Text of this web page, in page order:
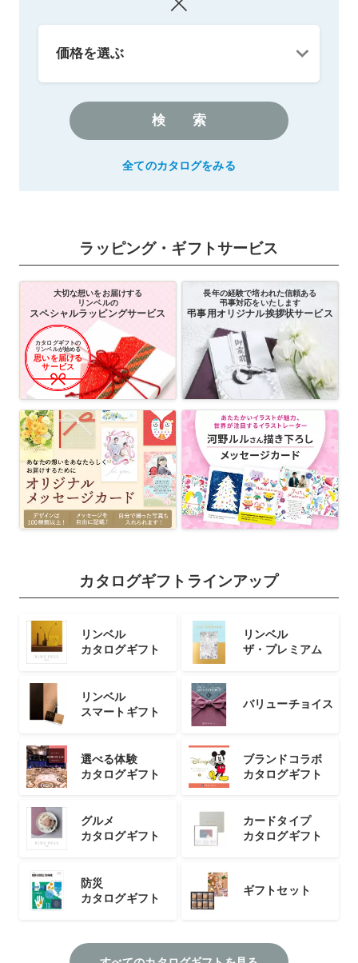
検索
全てのカタログをみる
ラッピング・ギフトサービス
大切な想いをお届けする
リンベルの
スペシャルラッピングサービス
カタログギフトの
リンベルが始める
思いを届ける
サービス
長年の経験で培われた信頼ある
弔事対応をいたします
弔事用オリジナル挨拶状サービス
カタログギフトラインアップ
リンベル
カタログギフト
リンベル
ザ・プレミアム
リンベル
スマートギフト
バリューチョイス
選べる体験
カタログギフト
ブランドコラボ
カタログギフト
グルメ
カタログギフト
カードタイプ
カタログギフト
防災
カタログギフト
ギフトセット